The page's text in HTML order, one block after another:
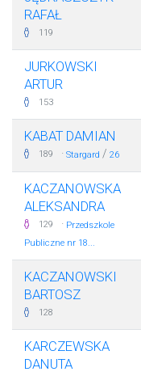
RAFAŁ
119
JURKOWSKI
ARTUR
153
KABAT DAMIAN
189 · Stargard / 26
KACZANOWSKA
ALEKSANDRA
129 · Przedszkole
Publiczne nr 18...
KACZANOWSKI
BARTOSZ
128
KARCZEWSKA
DANUTA